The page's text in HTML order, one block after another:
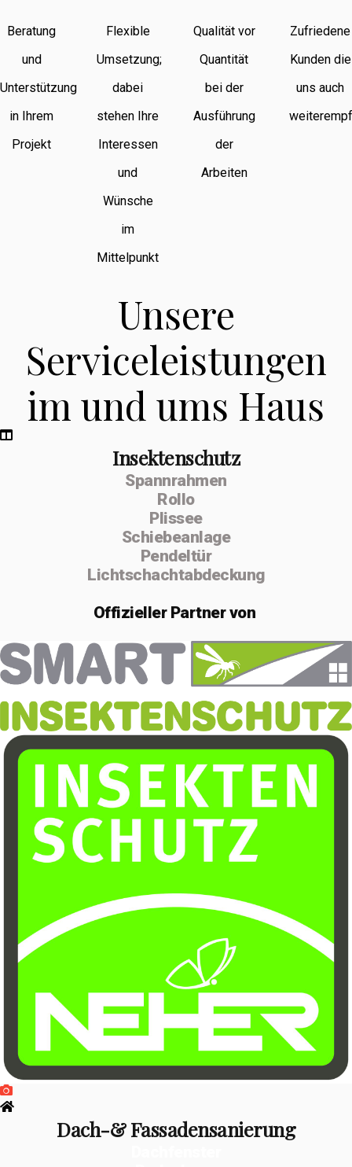
Beratung
und
Unterstützung
in Ihrem
Projekt
Flexible
Umsetzung;
dabei
stehen Ihre
Interessen
und
Wünsche
im
Mittelpunkt
Qualität vor
Quantität
bei der
Ausführung
der
Arbeiten
Zufriedene
Kunden die
uns auch
Unsere
Serviceleistungen
im und ums Haus
Insektenschutz
Spannrahmen
Rollo
Plissee
Schiebeanlage
Pendeltür
Lichtschachtabdeckung
OffiziellerPartner von
Dach-& Fassadensanierung